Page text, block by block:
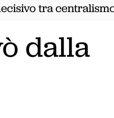
tra centralismo
dalla